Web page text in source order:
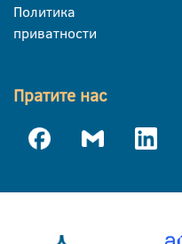
Политика
приватности
Пратите нас